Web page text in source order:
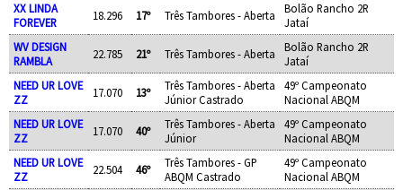
XX LINDA
FOREVER
18.296 17º Três Tambores - Aberta
Bolão Rancho 2R
Jataí
WV DESIGN
RAMBLA
22.785 21º Três Tambores - Aberta
Bolão Rancho 2R
Jataí
NEED UR LOVE
ZZ
17.070 13º
Três Tambores - Aberta
Júnior Castrado
49º Campeonato
Nacional ABQM
NEED UR LOVE
ZZ
17.070 40º
Três Tambores - Aberta
Júnior
49º Campeonato
Nacional ABQM
NEED UR LOVE
ZZ
22.504 46º
Três Tambores - GP
ABQM Castrado
49º Campeonato
Nacional ABQM